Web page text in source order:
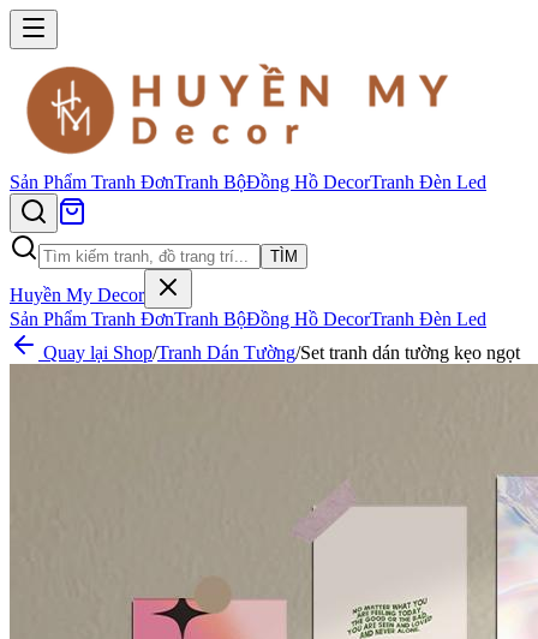
Sản Phẩm Tranh ĐơnTranh BộĐồng Hồ DecorTranh Đèn Led
TÌM
Huyền My Decor
Sản Phẩm Tranh ĐơnTranh BộĐồng Hồ DecorTranh Đèn Led
Quay lại Shop/Tranh Dán Tường/Set tranh dán tường kẹo ngọt